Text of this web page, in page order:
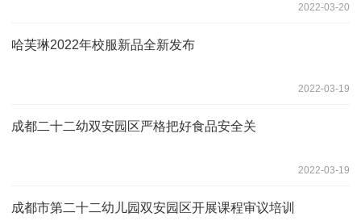
2022-03-20
哈芙琳2022年校服新品全新发布
2022-03-19
成都二十二幼双安园区严格把好食品安全关
2022-03-19
成都市第二十二幼儿园双安园区开展课程审议培训